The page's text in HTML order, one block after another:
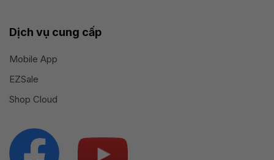
Dịch vụ cung cấp
Mobile App
EZSale
Shop Cloud